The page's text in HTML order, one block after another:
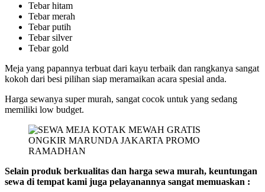
Tebar hitam
Tebar merah
Tebar putih
Tebar silver
Tebar gold
Meja yang papannya terbuat dari kayu terbaik dan rangkanya sangat
kokoh dari besi pilihan siap meramaikan acara spesial anda.
Harga sewanya super murah, sangat cocok untuk yang sedang
memiliki low budget.
Selain produk berkualitas dan harga sewa murah, keuntungan
sewa di tempat kami juga pelayanannya sangat memuaskan :